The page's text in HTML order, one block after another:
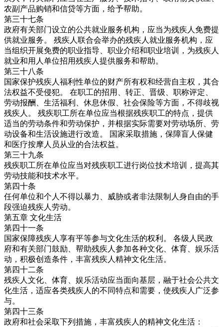
农副产品购销和信贷等方面，给予帮助。
第三十七条
政府有关部门设立的公共就业服务机构，应当为残疾人免费提
供就业服务。 残疾人联合会举办的残疾人就业服务机构，应
当组织开展免费的职业指导、职业介绍和职业培训，为残疾人
就业和用人单位招用残疾人提供服务和帮助。
第三十八条
国家保护残疾人福利性单位的财产所有权和经营自主权，其合
法权益不受侵犯。 在职工的招用、转正、晋级、职称评定、
劳动报酬、生活福利、休息休假、社会保险等方面，不得歧视
残疾人。 残疾职工所在单位应当根据残疾职工的特点，提供
适当的劳动条件和劳动保护，并根据实际需要对劳动场所、劳
动设备和生活设施进行改造。 国家采取措施，保障盲人保健
和医疗按摩人员从业的合法权益。
第三十九条
残疾职工所在单位应当对残疾职工进行岗位技术培训，提高其
劳动技能和技术水平。
第四十条
任何单位和个人不得以暴力、威胁或者非法限制人身自由的手
段强迫残疾人劳动。
第五章 文化生活
第四十一条
国家保障残疾人享有平等参与文化生活的权利。 各级人民政
府和有关部门鼓励、帮助残疾人参加各种文化、体育、娱乐活
动，积极创造条件，丰富残疾人精神文化生活。
第四十二条
残疾人文化、体育、娱乐活动应当面向基层，融于社会公共文
化生活，适应各类残疾人的不同特点和需要，使残疾人广泛参
与。
第四十三条
政府和社会采取下列措施，丰富残疾人的精神文化生活：